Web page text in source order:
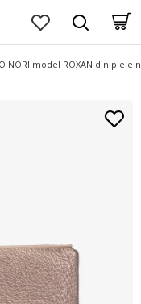
NORI model ROXAN din piele